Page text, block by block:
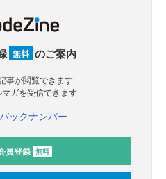
無料 のご案内
事が閲覧できます
マガを受信できます
ックナンバー
員登録 無料